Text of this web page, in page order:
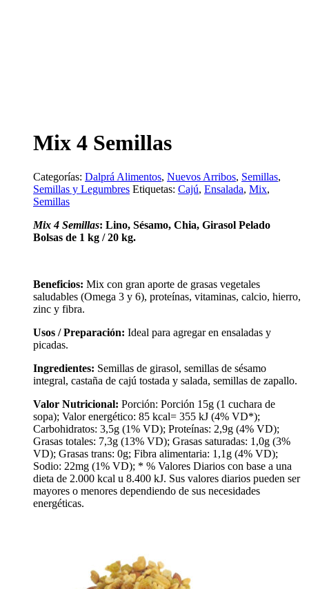
Mix 4 Semillas
Categorías: Dalprá Alimentos, Nuevos Arribos, Semillas,
Semillas y Legumbres Etiquetas: Cajú, Ensalada, Mix,
Semillas
Mix 4 Semillas: Lino, Sésamo, Chia, Girasol Pelado
Bolsas de 1 kg / 20 kg.
Beneficios: Mix con gran aporte de grasas vegetales
saludables (Omega 3 y 6), proteínas, vitaminas, calcio, hierro,
zinc y fibra.
Usos / Preparación: Ideal para agregar en ensaladas y
picadas.
Ingredientes: Semillas de girasol, semillas de sésamo
integral, castaña de cajú tostada y salada, semillas de zapallo.
Valor Nutricional: Porción: Porción 15g (1 cuchara de
sopa); Valor energético: 85 kcal= 355 kJ (4% VD*);
Carbohidratos: 3,5g (1% VD); Proteínas: 2,9g (4% VD);
Grasas totales: 7,3g (13% VD); Grasas saturadas: 1,0g (3%
VD); Grasas trans: 0g; Fibra alimentaria: 1,1g (4% VD);
Sodio: 22mg (1% VD); * % Valores Diarios con base a una
dieta de 2.000 kcal u 8.400 kJ. Sus valores diarios pueden ser
mayores o menores dependiendo de sus necesidades
energéticas.